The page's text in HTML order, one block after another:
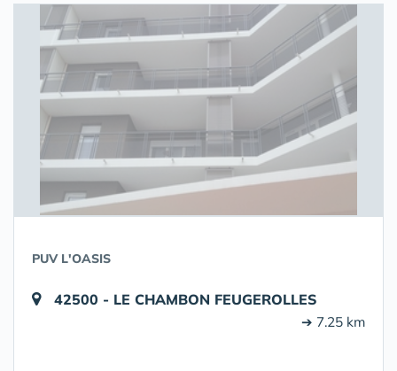
PUV L'OASIS
42500 - LE CHAMBON FEUGEROLLES
➔ 7.25 km